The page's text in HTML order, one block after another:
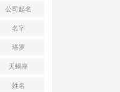
公司起名
名字
塔罗
天蝎座
姓名